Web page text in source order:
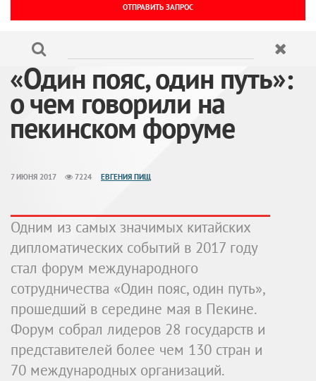
ОТПРАВИТЬ ЗАПРОС
«Один пояс, один путь»:
о чем говорили на
пекинском форуме
7 ИЮНЯ 2017 7224 ЕВГЕНИЯ ПИЩ
Одним из самых значимых китайских
дипломатических событий в 2017 году
стал форум международного
сотрудничества «Один пояс, один путь»,
прошедший в середине мая в Пекине.
Форум собрал лидеров 28 государств и
представителей более чем 130 стран и
70 международных организаций.